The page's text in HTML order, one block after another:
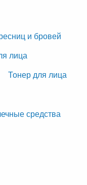
и бровей
лица
Тонер для лица
средства